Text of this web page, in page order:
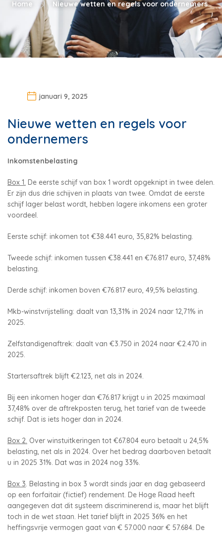
Home Nieuwe wetten en regels voor ondernemers
januari 9, 2025
Nieuwe wetten en regels voor
ondernemers
Inkomstenbelasting
Box 1. De eerste schijf van box 1 wordt opgeknipt in twee delen.
Er zijn dus drie schijven in plaats van twee. Omdat de eerste
schijf lager belast wordt, hebben lagere inkomens een groter
voordeel.
Eerste schijf: inkomen tot €38.441 euro, 35,82% belasting.
Tweede schijf: inkomen tussen €38.441 en €76.817 euro, 37,48%
belasting.
Derde schijf: inkomen boven €76.817 euro, 49,5% belasting.
Mkb-winstvrijstelling: daalt van 13,31% in 2024 naar 12,71% in
2025.
Zelfstandigenaftrek: daalt van €3.750 in 2024 naar €2.470 in
2025.
Startersaftrek blijft €2.123, net als in 2024.
Bij een inkomen hoger dan €76.817 krijgt u in 2025 maximaal
37,48% over de aftrekposten terug, het tarief van de tweede
schijf. Dat is iets hoger dan in 2024.
Box 2. Over winstuitkeringen tot €67.804 euro betaalt u 24,5%
belasting, net als in 2024. Over het bedrag daarboven betaalt
u in 2025 31%. Dat was in 2024 nog 33%.
Box 3. Belasting in box 3 wordt sinds jaar en dag gebaseerd
op een forfaitair (fictief) rendement. De Hoge Raad heeft
aangegeven dat dit systeem discriminerend is, maar het blijft
toch in de wet staan. Het tarief blijft in 2025 36% en het
heffingsvrije vermogen gaat van € 57.000 naar € 57.684. De